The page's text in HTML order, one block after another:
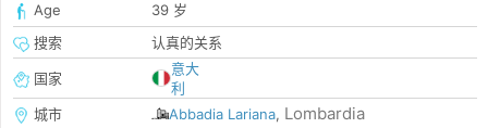
Age
39 岁
搜索
认真的关系
国家
意大
利
城市
Abbadia Lariana, Lombardia